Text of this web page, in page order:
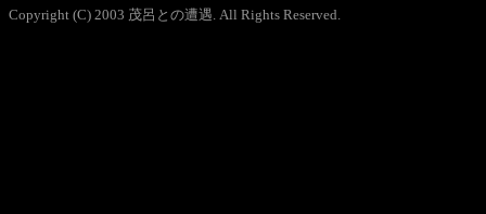
Copyright (C) 2003 茂呂との遭遇. All Rights Reserved.